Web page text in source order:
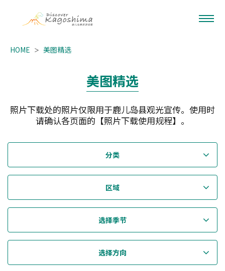
HOME 美图精选
美图精选
照片下载处的照片仅限用于鹿儿岛县观光宣传。使用时
请确认各页面的【照片下载使用规程】。
分类
区域
选择季节
选择方向